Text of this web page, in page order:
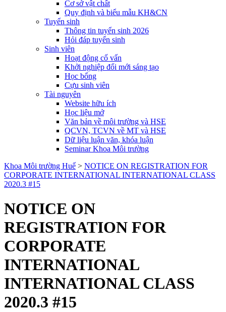
Cơ sở vật chất
Quy định và biểu mẫu KH&CN
Tuyển sinh
Thông tin tuyển sinh 2026
Hỏi đáp tuyển sinh
Sinh viên
Hoạt động cố vấn
Khởi nghiệp đổi mới sáng tạo
Học bổng
Cựu sinh viên
Tài nguyên
Website hữu ích
Học liệu mở
Văn bản về môi trường và HSE
QCVN, TCVN về MT và HSE
Dữ liệu luận văn, khóa luận
Seminar Khoa Môi trường
Khoa Môi trường Huế > NOTICE ON REGISTRATION FOR
CORPORATE INTERNATIONAL INTERNATIONAL CLASS
2020.3 #15
NOTICE ON
REGISTRATION FOR
CORPORATE
INTERNATIONAL
INTERNATIONAL CLASS
2020.3 #15